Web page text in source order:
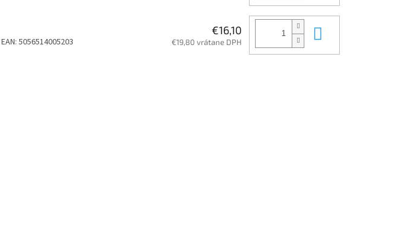
EAN: 5056514005203
€16,10
€19,80 vrátane DPH